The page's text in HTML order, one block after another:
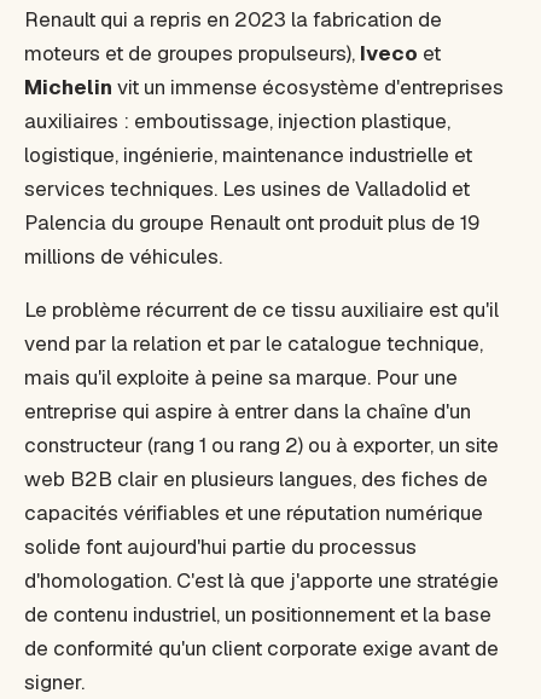
Renault qui a repris en 2023 la fabrication de
moteurs et de groupes propulseurs), Iveco et
Michelin vit un immense écosystème d'entreprises
auxiliaires : emboutissage, injection plastique,
logistique, ingénierie, maintenance industrielle et
services techniques. Les usines de Valladolid et
Palencia du groupe Renault ont produit plus de 19
millions de véhicules.
Le problème récurrent de ce tissu auxiliaire est qu'il
vend par la relation et par le catalogue technique,
mais qu'il exploite à peine sa marque. Pour une
entreprise qui aspire à entrer dans la chaîne d'un
constructeur (rang 1 ou rang 2) ou à exporter, un site
web B2B clair en plusieurs langues, des fiches de
capacités vérifiables et une réputation numérique
solide font aujourd'hui partie du processus
d'homologation. C'est là que j'apporte une stratégie
de contenu industriel, un positionnement et la base
de conformité qu'un client corporate exige avant de
signer.